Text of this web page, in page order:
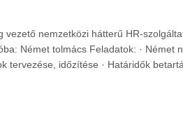
vezető nemzetközi hátterű HR-
Német tolmács Feladatok: · Német
tervezése, időzítése · Határidők